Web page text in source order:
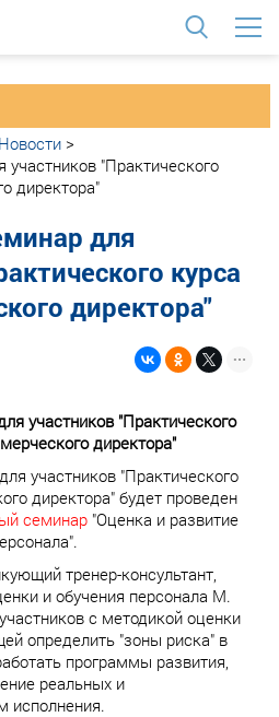
Новости >
"Практического
директора"
для
курса
директора"
участников "Практического
директора"
для участников "Практического
директора" будет проведен
семинар "Оценка и развитие
тренер-консультант,
и обучения персонала М.
с методикой оценки
определить "зоны риска" в
программы развития,
реальных и
исполнения.